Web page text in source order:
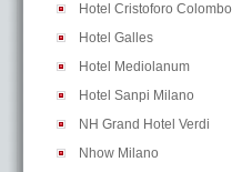
Hotel Cristoforo Colombo
Hotel Galles
Hotel Mediolanum
Hotel Sanpi Milano
NH Grand Hotel Verdi
Nhow Milano